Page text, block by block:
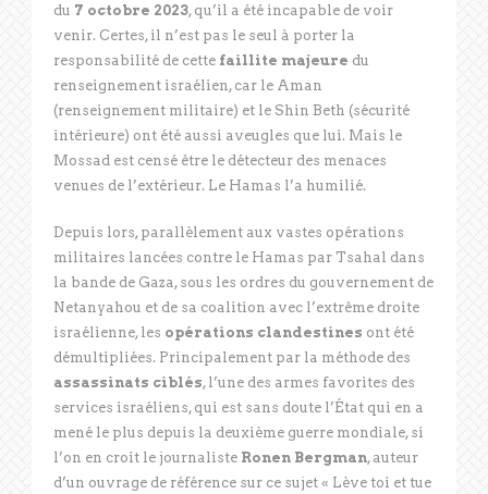
du 7 octobre 2023, qu’il a été incapable de voir
venir. Certes, il n’est pas le seul à porter la
responsabilité de cette faillite majeure du
renseignement israélien, car le Aman
(renseignement militaire) et le Shin Beth (sécurité
intérieure) ont été aussi aveugles que lui. Mais le
Mossad est censé être le détecteur des menaces
venues de l’extérieur. Le Hamas l’a humilié.
Depuis lors, parallèlement aux vastes opérations
militaires lancées contre le Hamas par Tsahal dans
la bande de Gaza, sous les ordres du gouvernement de
Netanyahou et de sa coalition avec l’extrême droite
israélienne, les opérations clandestines ont été
démultipliées. Principalement par la méthode des
assassinats ciblés, l’une des armes favorites des
services israéliens, qui est sans doute l’État qui en a
mené le plus depuis la deuxième guerre mondiale, si
l’on en croit le journaliste Ronen Bergman, auteur
d’un ouvrage de référence sur ce sujet « Lève toi et tue